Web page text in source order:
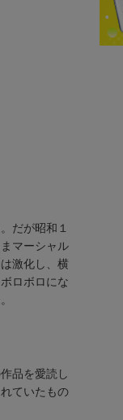
だが昭和１
マーシャル
激化し、横
ロボロにな
品を愛読し
ていたもの